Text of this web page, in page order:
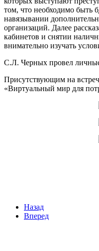
том, что необходимо быть
навязывании
организаций. Далее
кабинетов и снятии
внимательно изучать
С.Л. Черных провел
Присутствующим на
«Виртуальный мир для
Назад
Вперед